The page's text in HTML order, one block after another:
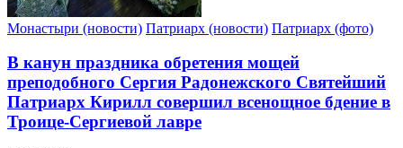
Монастыри (новости) Патриарх (новости) Патриарх (фото)
В канун праздника обретения мощей
преподобного Сергия Радонежского Святейший
Патриарх Кирилл совершил всенощное бдение в
Троице-Сергиевой лавре